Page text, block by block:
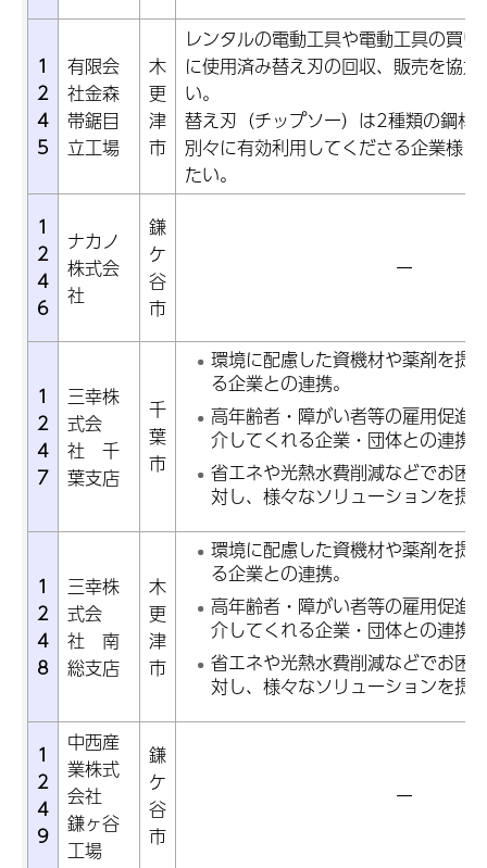
1
2
4
5
有限会
社金森
帯鋸目
立工場
木
更
津
市
レンタルの電動工具や電動工具の買
に使用済み替え刃の回収、販売を協
い。
替え刃（チップソー）は2種類の鋼材
別々に有効利用してくださる企業様
たい。
1
2
4
6
ナカノ
株式会
社
鎌
ケ
谷
市
ー
1
2
4
7
三幸株
式会
社 千
葉支店
千
葉
市
環境に配慮した資機材や薬剤を提
る企業との連携。
高年齢者・障がい者等の雇用促進
介してくれる企業・団体との連携
省エネや光熱水費削減などでお困
対し、様々なソリューションを提
1
2
4
8
三幸株
式会
社 南
総支店
木
更
津
市
環境に配慮した資機材や薬剤を提
る企業との連携。
高年齢者・障がい者等の雇用促進
介してくれる企業・団体との連携
省エネや光熱水費削減などでお困
対し、様々なソリューションを提
1
2
4
9
中西産
業株式
会社
鎌ヶ谷
工場
鎌
ケ
谷
市
ー